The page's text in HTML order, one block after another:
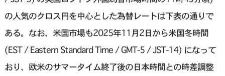
の人気のクロス円を中心とした為替レートは下表の通りで
ある。なお、米国市場も2025年11月2日から米国冬時間
(EST / Eastern Standard Time / GMT-5 / JST-14) になって
おり、欧米のサマータイム終了後の日本時間との時差調整